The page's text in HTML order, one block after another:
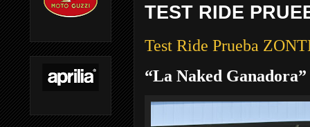
TEST RIDE
Test Ride Prueba
“La Naked Ganadora”